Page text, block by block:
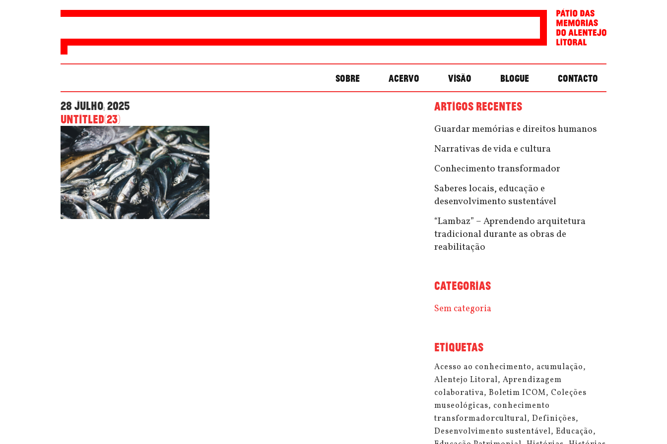
SOBRE ACERVO VISÃO BLOGUE CONTACTO
28 Julho, 2025
Untitled(23)
ARTIGOS RECENTES
Guardar memórias e direitos humanos
Narrativas de vida e cultura
Conhecimento transformador
Saberes locais, educação e
desenvolvimento sustentável
“Lambaz” – Aprendendo arquitetura
tradicional durante as obras de
reabilitação
CATEGORIAS
Sem categoria
ETIQUETAS
Acesso ao conhecimento acumulação
Alentejo Litoral Aprendizagem
colaborativa Boletim ICOM Coleções
museológicas conhecimento
transformadorcultural Definições
Desenvolvimento sustentável Educação